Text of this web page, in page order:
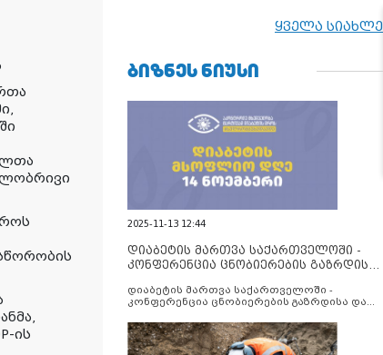
ის
ყველა სიახლე
ᲑᲘᲖᲜᲔᲡ ᲜᲘᲣᲡᲘ
2025-11-13 12:44
დიაბეტის მართვა საქართველოში -
კონფერენცია ცნობიერების გაზრდისა
დიაბეტის მართვა საქართველოში -
კონფერენცია ცნობიერების გაზრდისა და